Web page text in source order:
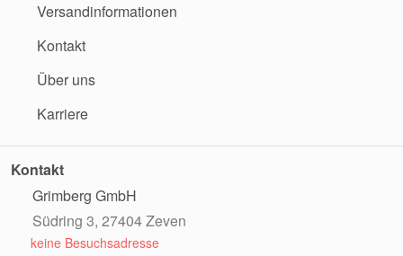
Versandinformationen
Kontakt
Über uns
Karriere
Kontakt
Grimberg GmbH
Südring 3, 27404 Zeven
keine Besuchsadresse